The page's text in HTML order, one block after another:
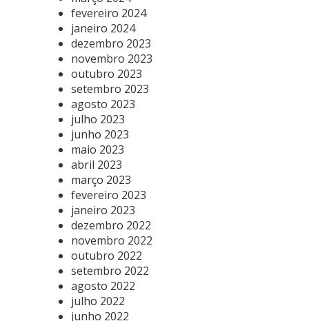
fevereiro 2024
janeiro 2024
dezembro 2023
novembro 2023
outubro 2023
setembro 2023
agosto 2023
julho 2023
junho 2023
maio 2023
abril 2023
março 2023
fevereiro 2023
janeiro 2023
dezembro 2022
novembro 2022
outubro 2022
setembro 2022
agosto 2022
julho 2022
junho 2022